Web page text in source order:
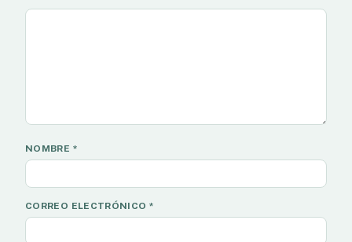
NOMBRE *
CORREO ELECTRÓNICO *